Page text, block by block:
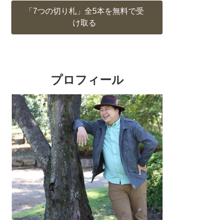
「7つの切り札」全5本を無料で受
け取る
プロフィール